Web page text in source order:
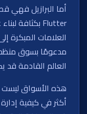
أما البرازيل فهي
العلامات المبكرة
مدعومًا بسوق
العالم القادمة قد
هذه الأسواق